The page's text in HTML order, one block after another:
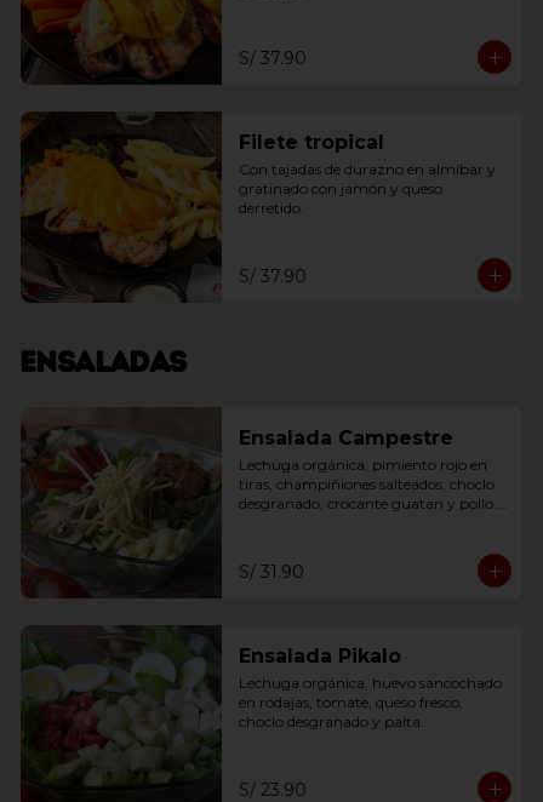
S/ 37.90
Filete tropical
Con tajadas de durazno en almíbar y
gratinado con jamón y queso
derretido.
S/ 37.90
Ensaladas
Ensalada Campestre
Lechuga orgánica, pimiento rojo en
tiras, champiñiones salteados, choclo
desgranado, crocante guatan y pollo
S/ 31.90
Ensalada Pikalo
Lechuga orgánica, huevo sancochado
en rodajas, tomate, queso fresco,
choclo desgranado y palta.
S/ 23.90